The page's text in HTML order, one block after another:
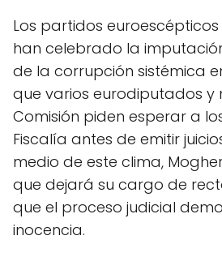
Los partidos
han celebrado la
de la corrupción sistémica
que varios eurodiputados y
Comisión piden esperar a
Fiscalía antes de emitir
medio de este clima,
que dejará su cargo de
que el proceso judicial
inocencia.